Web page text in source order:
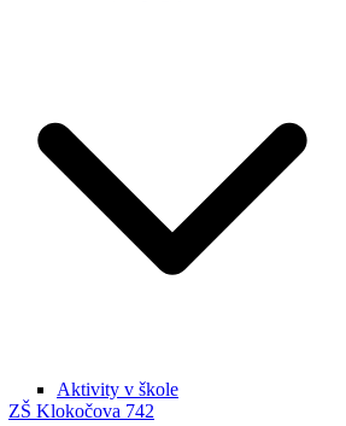
Aktivity v škole
ZŠ Klokočova 742